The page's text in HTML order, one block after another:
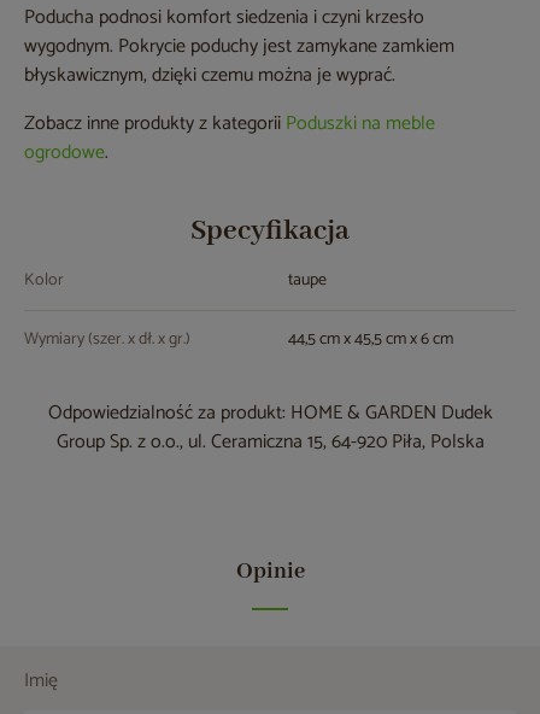
Poducha podnosi komfort siedzenia i czyni krzesło
wygodnym. Pokrycie poduchy jest zamykane zamkiem
błyskawicznym, dzięki czemu można je wyprać.
Zobacz inne produkty z kategoriiPoduszki na meble
ogrodowe.
Specyfikacja
Kolor taupe
Wymiary (szer. x dł. x gr.) 44,5 cm x 45,5 cm x 6 cm
Odpowiedzialność za produkt: HOME & GARDEN Dudek
Group Sp. z o.o., ul. Ceramiczna 15, 64-920 Piła, Polska
Opinie
Imię